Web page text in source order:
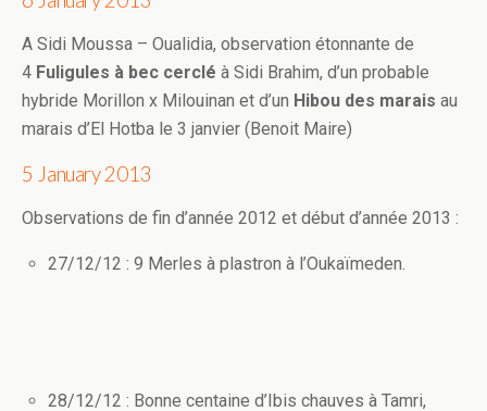
A Sidi Moussa – Oualidia, observation étonnante de
4 Fuligules à bec cerclé à Sidi Brahim, d’un probable
hybride Morillon x Milouinan et d’un Hibou des marais au
marais d’El Hotba le 3 janvier (Benoit Maire)
5 January 2013
Observations de fin d’année 2012 et début d’année 2013 :
27/12/12 : 9 Merles à plastron à l’Oukaïmeden.
28/12/12 : Bonne centaine d’Ibis chauves à Tamri,